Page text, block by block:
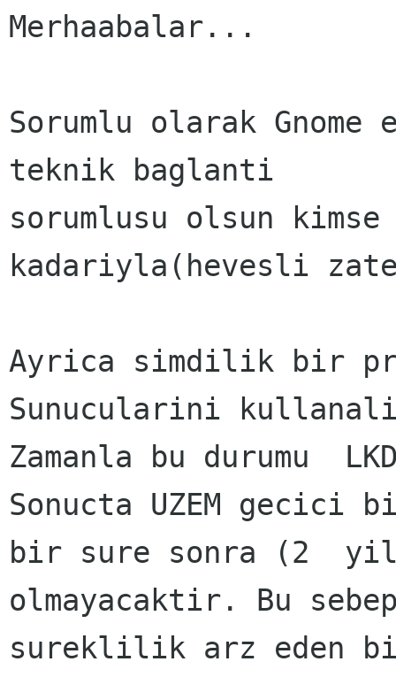
Merhaabalar...
Sorumlu olarak Gnome
teknik baglanti
sorumlusu olsun
kadariyla(hevesli
Ayrica simdilik bir
Sunucularini
Zamanla bu durumu
Sonucta UZEM gecici
bir sure sonra (2
olmayacaktir. Bu
sureklilik arz eden